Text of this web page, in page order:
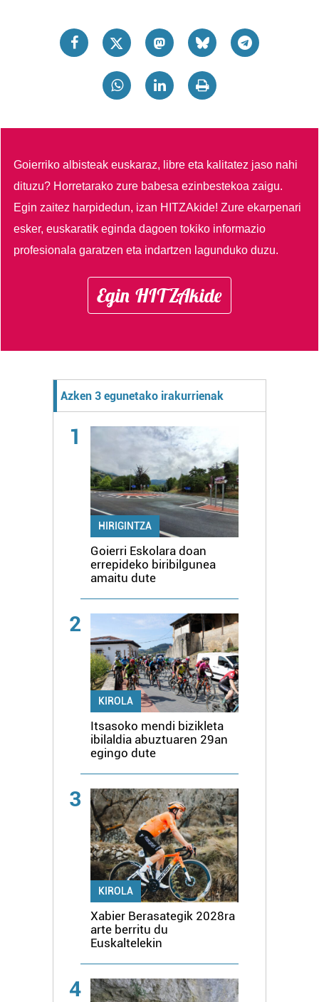
Goierriko albisteak euskaraz, libre eta kalitatez jaso nahi
dituzu? Horretarako zure babesa ezinbestekoa zaigu.
Egin zaitez harpidedun, izan HITZAkide!Zure ekarpenari
esker, euskaratik eginda dagoen tokiko informazio
profesionala garatzen eta indartzen lagunduko duzu.
Egin HITZAkide
Azken 3 egunetako irakurrienak
1
HIRIGINTZA
Goierri Eskolara doan
errepideko biribilgunea
amaitu dute
2
KIROLA
Itsasoko mendi bizikleta
ibilaldia abuztuaren 29an
egingo dute
3
KIROLA
Xabier Berasategik 2028ra
arte berritu du
Euskaltelekin
4